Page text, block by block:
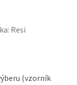
Resi
(vzorník